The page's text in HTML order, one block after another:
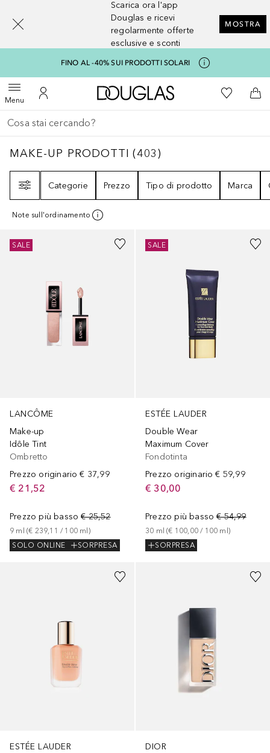
Scarica ora l'app
Douglas e ricevi
regolarmente offerte
esclusive e sconti
MOSTRA
FINO AL -40% SUI PRODOTTI SOLARI
MenuApri menuAl Mio Account
A Douglas HomeAlla Mia
Al
Torna indietro
Esegui ricerca
MAKE-UP PRODOTTI403
MAKE-UP PRODOTTI (403)
Categorie
Prezzo Tipo di prodotto Marca
Note sull'ordinamento
LANCÔME
Make-up
Idôle Tint
Ombretto
Prezzo originario € 37,99
€ 21,52
Prezzo più basso € 25,52
9 ml (€ 239,11 / 100 ml )
SOLO ONLINE
SORPRESA
SALE
Sponsorizzato
ESTÉE LAUDER
Double Wear
Maximum Cover
Fondotinta
Prezzo originario € 59,99
€ 30,00
Prezzo più basso € 54,99
30 ml (€ 100,00 / 100 ml )
SORPRESA
SALE
ESTÉE LAUDER
+51
DIOR
+36
[navigation.slideout.screenreader]